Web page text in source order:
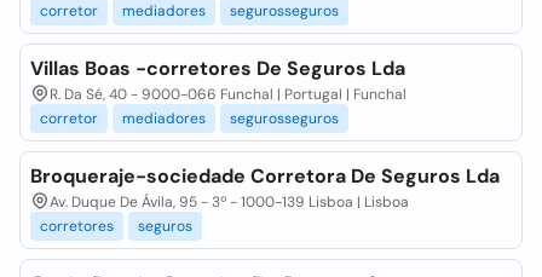
corretor
mediadores segurosseguros
Villas Boas -corretores De Seguros Lda
R. Da Sé, 40 - 9000-066 Funchal | Portugal | Funchal
corretor
mediadores segurosseguros
Broqueraje-sociedade Corretora De Seguros Lda
Av. Duque De Ávila, 95 - 3º - 1000-139 Lisboa | Lisboa
corretores
seguros